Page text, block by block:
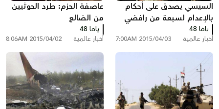
السيسي يصدق على أحكام
بالإعدام لسبعة من رافضي
الانقلاب
يافا 48
أخبار عالمية 2015/04/03 7:00AM
عاصفة الحزم: طرد الحوثيين
من الضالع
يافا 48
أخبار عالمية 2015/04/02 8:06AM